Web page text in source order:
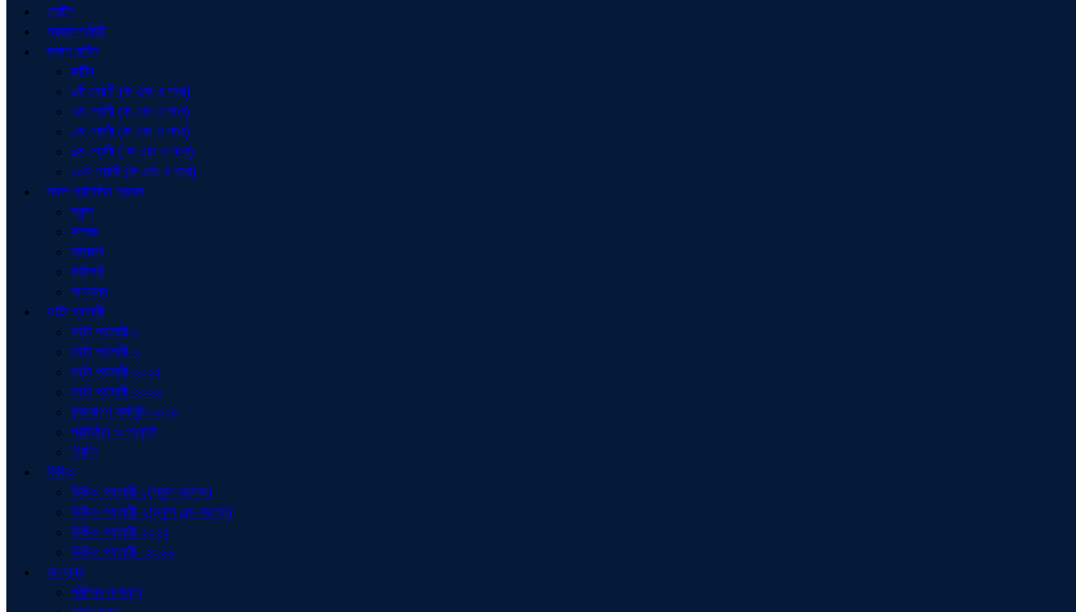
নোটিশ
প্রজ্ঞাপন/চিঠি
ক্লাশ রুটিন
রুটিন
৬ষ্ঠ শ্রেণী (ক এবং খ শাখা)
৭ম শ্রেণী (ক এবং খ শাখা)
৮ম শ্রেণী (ক এবং খ শাখা)
৯ম শ্রেণী ( ক এবং খ শাখা)
১০ম শ্রেণী (ক এবং খ শাখা)
সকল প্রতিষ্ঠান প্রধান
স্কুল
কলেজ
মাদ্রাসা
কারিগরি
অন্যান্য
ফটো গ্যালারী
ফটো গ্যালারী-১
ফটো গ্যালারী-২
ফটো গ্যালারী-২০২৫
ফটো গ্যালারী-২০২৬
বৃক্ষরোপণ কর্মসূচি-২০২৬
প্রতিষ্ঠান ও প্রকৃতি
ট্রেনিং
ভিডিও
ভিডিও গ্যালারী-১(স্কুল-কলেজ)
ভিডিও গ্যালারী-২(স্কুল এন্ড কলেজ)
ভিডিও গ্যালারী-২০২৫
ভিডিও গ্যালারী- ২০২৬
অন্যান্য
পরীক্ষার ফলাফল